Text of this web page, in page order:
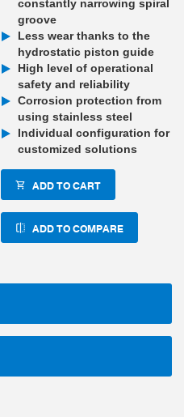
constantly narrowing spiral
groove
Less wear thanks to the
hydrostatic piston guide
High level of operational
safety and reliability
Corrosion protection from
using stainless steel
Individual configuration for
customized solutions
ADD TO CART
ADD TO COMPARE